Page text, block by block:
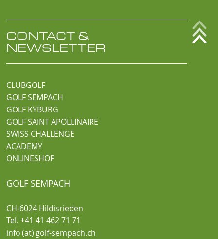
CONTACT &
NEWSLETTER
CLUBGOLF
GOLF SEMPACH
GOLF KYBURG
GOLF SAINT APOLLINAIRE
SWISS CHALLENGE
ACADEMY
ONLINESHOP
GOLF SEMPACH
CH-6024 Hildisrieden
Tel. +41 41 462 71 71
info (at) golf-sempach.ch